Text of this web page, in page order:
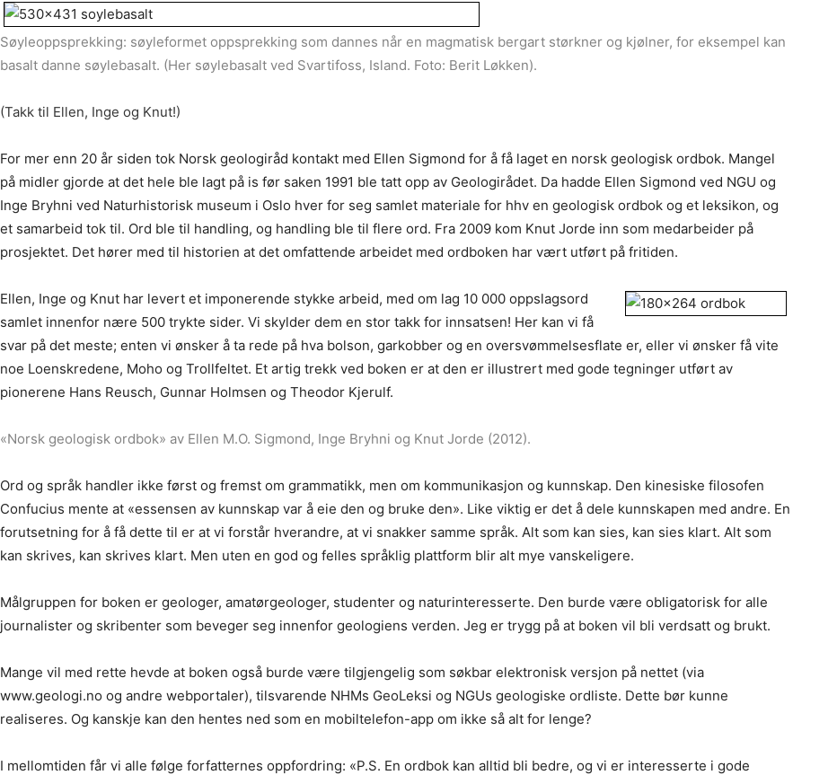
Søyleoppsprekking: søyleformet oppsprekking som dannes når en magmatisk bergart størkner og kjølner, for eksempel kan
basalt danne søylebasalt. (Her søylebasalt ved Svartifoss, Island. Foto: Berit Løkken).
(Takk til Ellen, Inge og Knut!)
For mer enn 20 år siden tok Norsk geologiråd kontakt med Ellen Sigmond for å få laget en norsk geologisk ordbok. Mangel
på midler gjorde at det hele ble lagt på is før saken 1991 ble tatt opp av Geologirådet. Da hadde Ellen Sigmond ved NGU og
Inge Bryhni ved Naturhistorisk museum i Oslo hver for seg samlet materiale for hhv en geologisk ordbok og et leksikon, og
et samarbeid tok til. Ord ble til handling, og handling ble til flere ord. Fra 2009 kom Knut Jorde inn som medarbeider på
prosjektet. Det hører med til historien at det omfattende arbeidet med ordboken har vært utført på fritiden.
Ellen, Inge og Knut har levert et imponerende stykke arbeid, med om lag 10 000 oppslagsord
samlet innenfor nære 500 trykte sider. Vi skylder dem en stor takk for innsatsen! Her kan vi få
svar på det meste; enten vi ønsker å ta rede på hva bolson, garkobber og en oversvømmelsesflate er, eller vi ønsker få vite
noe Loenskredene, Moho og Trollfeltet. Et artig trekk ved boken er at den er illustrert med gode tegninger utført av
pionerene Hans Reusch, Gunnar Holmsen og Theodor Kjerulf.
«Norsk geologisk ordbok» av Ellen M.O. Sigmond, Inge Bryhni og Knut Jorde (2012).
Ord og språk handler ikke først og fremst om grammatikk, men om kommunikasjon og kunnskap. Den kinesiske filosofen
Confucius mente at «essensen av kunnskap var å eie den og bruke den». Like viktig er det å dele kunnskapen med andre. En
forutsetning for å få dette til er at vi forstår hverandre, at vi snakker samme språk. Alt som kan sies, kan sies klart. Alt som
kan skrives, kan skrives klart. Men uten en god og felles språklig plattform blir alt mye vanskeligere.
Målgruppen for boken er geologer, amatørgeologer, studenter og naturinteresserte. Den burde være obligatorisk for alle
journalister og skribenter som beveger seg innenfor geologiens verden. Jeg er trygg på at boken vil bli verdsatt og brukt.
Mange vil med rette hevde at boken også burde være tilgjengelig som søkbar elektronisk versjon på nettet (via
www.geologi.no og andre webportaler), tilsvarende NHMs GeoLeksi og NGUs geologiske ordliste. Dette bør kunne
realiseres. Og kanskje kan den hentes ned som en mobiltelefon-app om ikke så alt for lenge?
I mellomtiden får vi alle følge forfatternes oppfordring: «P.S. En ordbok kan alltid bli bedre, og vi er interesserte i gode